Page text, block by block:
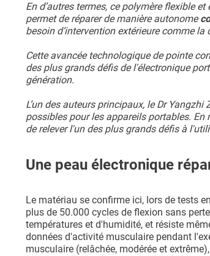
En d’autres termes, ce polymère flexible
permet de réparer de manière autonome
besoin d’intervention extérieure comme la
Cette avancée technologique de pointe
des plus grands défis de l'électronique
génération.
L’un des auteurs principaux, le Dr
possibles pour les appareils portables.
de relever l'un des plus grands défis à
Une peau électronique
Le matériau se confirme ici, lors de tests
plus de 50.000 cycles de flexion sans
températures et d'humidité, et résiste
données d'activité musculaire pendant
musculaire (relâchée, modérée et